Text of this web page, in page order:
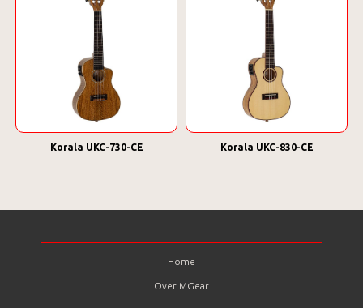
Korala UKC-730-CE Korala UKC-830-CE
Home
Over MGear